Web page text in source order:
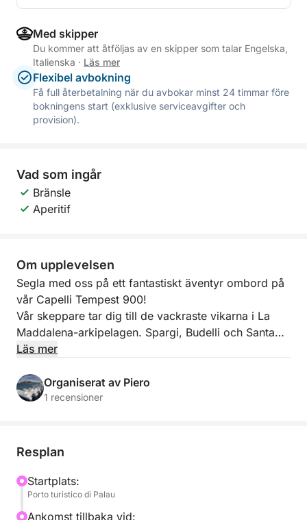
Med skipper
Du kommer att åtföljas av en skipper som talar Engelska,
Italienska · Läs mer
Flexibel avbokning
Få full återbetalning när du avbokar minst 24 timmar före
bokningens start (exklusive serviceavgifter och
provision).
Vad som ingår
Bränsle
Aperitif
Om upplevelsen
Segla med oss på ett fantastiskt äventyr ombord på
vår Capelli Tempest 900!
Vår skeppare tar dig till de vackraste vikarna i La
Maddalena-arkipelagen. Spargi, Budelli och Santa
Maria kommer att vara bakgrunden till en
En liten aperitif med korv, ost och vitt vin
(Vermentino di Gallura) serveras också ombord.
Läs mer
Organiserat av Piero
1 recensioner
Resplan
Startplats:
Porto turistico di Palau
Ankomst tillbaka vid: